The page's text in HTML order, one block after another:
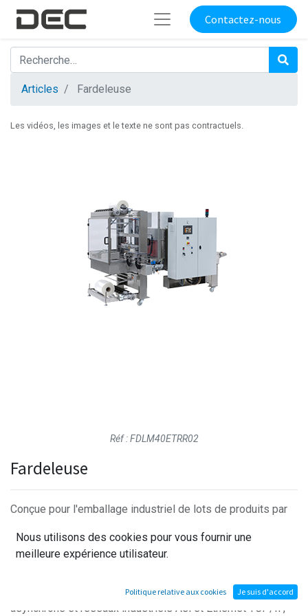
Contactez-nous
Articles Fardeleuse
Les vidéos, les images et le texte ne sont pas contractuels.
Réf :FDLM40ETRR02
Fardeleuse
Conçue pour l'emballage industriel de lots de produits par
briques ou boîtes de conserve en un bloc unique et
homogène, sur un système industriel réel. Robuste et
convoyage, régulation de température, motorisation
asynchrone et réseaux industriels Asi et Ethernet TCP/IP,
Nous utilisons des cookies pour vous fournir une
meilleure expérience utilisateur.
Politique relative aux cookies Je suis d'accord